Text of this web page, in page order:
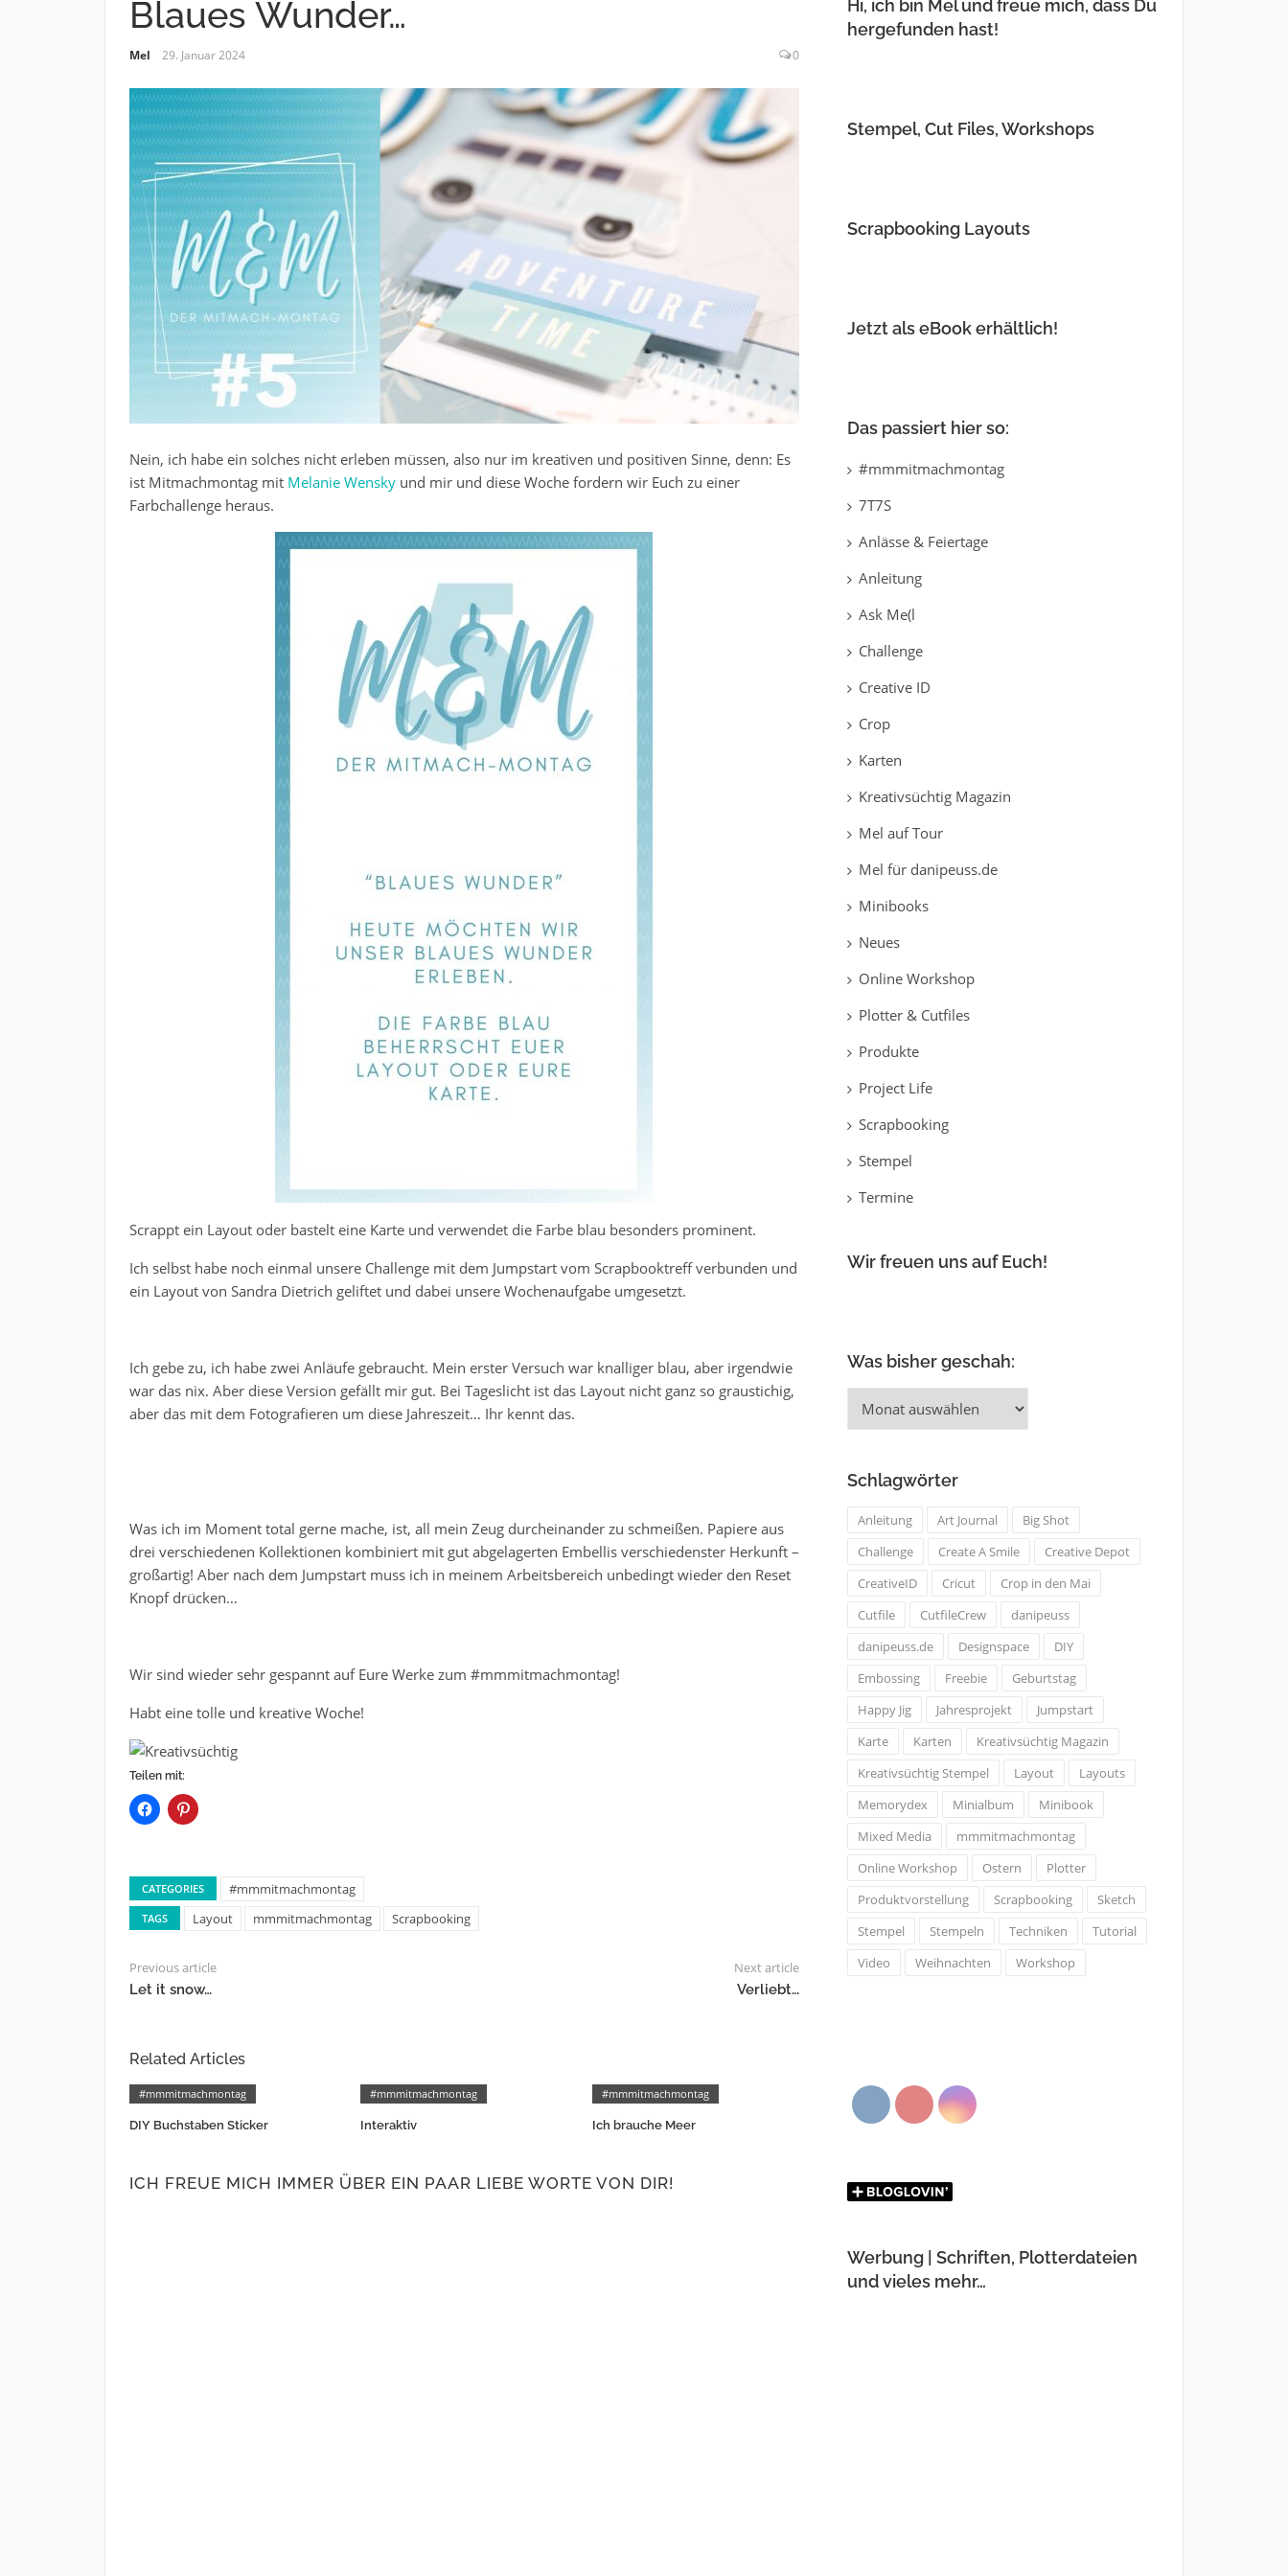
Blaues Wunder…
Mel 29. Januar 2024 0
Nein, ich habe ein solches nicht erleben müssen, also nur im kreativen und positiven Sinne, denn: Es
ist Mitmachmontag mitMelanie Wenskyund mir und diese Woche fordern wir Euch zu einer
Farbchallenge heraus.
Scrappt ein Layout oder bastelt eine Karte und verwendet die Farbe blau besonders prominent.
Ich selbst habe noch einmal unsere Challenge mit dem Jumpstart vom Scrapbooktreff verbunden und
ein Layout von Sandra Dietrich geliftet und dabei unsere Wochenaufgabe umgesetzt.
Ich gebe zu, ich habe zwei Anläufe gebraucht. Mein erster Versuch war knalliger blau, aber irgendwie
war das nix. Aber diese Version gefällt mir gut. Bei Tageslicht ist das Layout nicht ganz so graustichig,
aber das mit dem Fotografieren um diese Jahreszeit… Ihr kennt das.
Was ich im Moment total gerne mache, ist, all mein Zeug durcheinander zu schmeißen. Papiere aus
drei verschiedenen Kollektionen kombiniert mit gut abgelagerten Embellis verschiedenster Herkunft –
großartig! Aber nach dem Jumpstart muss ich in meinem Arbeitsbereich unbedingt wieder den Reset
Knopf drücken…
Wir sind wieder sehr gespannt auf Eure Werke zum #mmmitmachmontag!
Habt eine tolle und kreative Woche!
Teilen mit:
CATEGORIES #mmmitmachmontag
TAGS Layout mmmitmachmontag Scrapbooking
Previous article
Let it snow…
Next article
Verliebt…
Related Articles
#mmmitmachmontag
DIY Buchstaben Sticker
#mmmitmachmontag
Interaktiv
#mmmitmachmontag
Ich brauche Meer
ICH FREUE MICH IMMER ÜBER EIN PAAR LIEBE WORTE VON DIR!
Hi, ich bin Mel und freue mich, dass Du
hergefunden hast!
Stempel, Cut Files, Workshops
Scrapbooking Layouts
Jetzt als eBook erhältlich!
Das passiert hier so:
#mmmitmachmontag
7T7S
Anlässe & Feiertage
Anleitung
Ask Me(l
Challenge
Creative ID
Crop
Karten
Kreativsüchtig Magazin
Mel auf Tour
Mel für danipeuss.de
Minibooks
Neues
Online Workshop
Plotter & Cutfiles
Produkte
Project Life
Scrapbooking
Stempel
Termine
Wir freuen uns auf Euch!
Was bisher geschah:
Schlagwörter
Anleitung Art Journal
Big Shot
Challenge
Create A Smile
Creative Depot
CreativeID
Cricut
Crop in den Mai
Cutfile
CutfileCrew
danipeuss
danipeuss.de
Designspace
DIY
Embossing
Freebie
Geburtstag
Happy Jig
Jahresprojekt
Jumpstart
Karte
Karten
Kreativsüchtig Magazin
Kreativsüchtig Stempel
Layout
Layouts
Memorydex
Minialbum
Minibook
Mixed Media
mmmitmachmontag
Online Workshop
Ostern
Plotter
Produktvorstellung
Scrapbooking
Sketch
Stempel
Stempeln Techniken
Tutorial
Video
Weihnachten Workshop
Werbung | Schriften, Plotterdateien
und vieles mehr…